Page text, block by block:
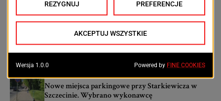
Aktualności
Szpital Wojewódzki przejdzie metamorfozę.
Powstanie nowoczesne centrum dla pacjentów
2026-08-07
Nowe miejsca parkingowe przy Starkiewicza w
Szczecinie. Wybrano wykonawcę